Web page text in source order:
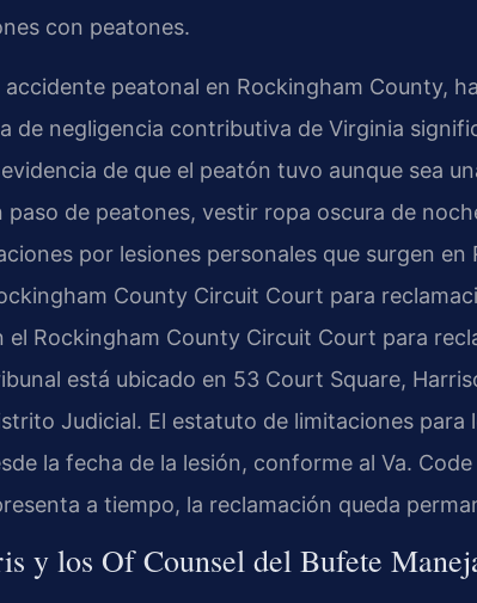
con peatones.
peatonal en Rockingham County,
de negligencia contributiva de Virginia
de que el peatón tuvo aunque sea
paso de peatones, vestir ropa oscura de
por lesiones personales que surgen
County Circuit Court para
el Rockingham County Circuit Court para
está ubicado en 53 Court Square,
Judicial. El estatuto de limitaciones para
la fecha de la lesión, conforme al Va.
a tiempo, la reclamación queda
y los Of Counsel del Bufete